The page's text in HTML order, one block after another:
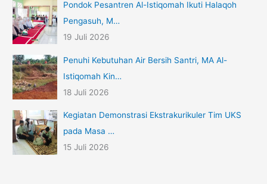
Pondok Pesantren Al-Istiqomah Ikuti Halaqoh
Pengasuh, M…
19 Juli 2026
Penuhi Kebutuhan Air Bersih Santri, MA Al-
Istiqomah Kin…
18 Juli 2026
Kegiatan Demonstrasi Ekstrakurikuler Tim UKS
pada Masa …
15 Juli 2026